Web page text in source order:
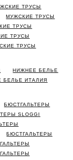
ТРУСЫ
МУЖСКИЕ ТРУСЫ
ТРУСЫ
ТРУСЫ
ТРУСЫ
НИЖНЕЕ БЕЛЬЕ
БЕЛЬЕ ИТАЛИЯ
БЮСТГАЛЬТЕРЫ
SLOGGI
БЮСТГАЛЬТЕРЫ